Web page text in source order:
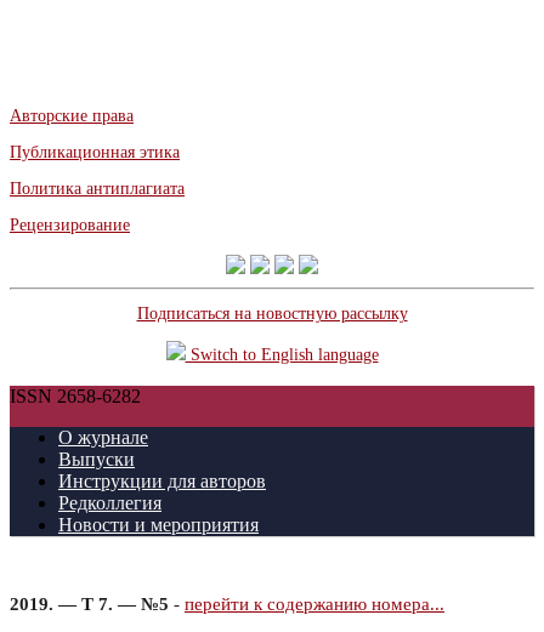
Авторские права
Публикационная этика
Политика антиплагиата
Рецензирование
Подписаться на новостную рассылку
Switch to English language
ISSN 2658-6282
О журнале
Выпуски
Инструкции для авторов
Редколлегия
Новости и мероприятия
2019. — Т 7. — №5 - перейти к содержанию номера...